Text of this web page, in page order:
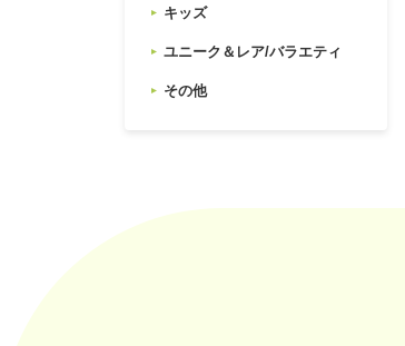
キッズ
ユニーク＆レア/バラエティ
その他